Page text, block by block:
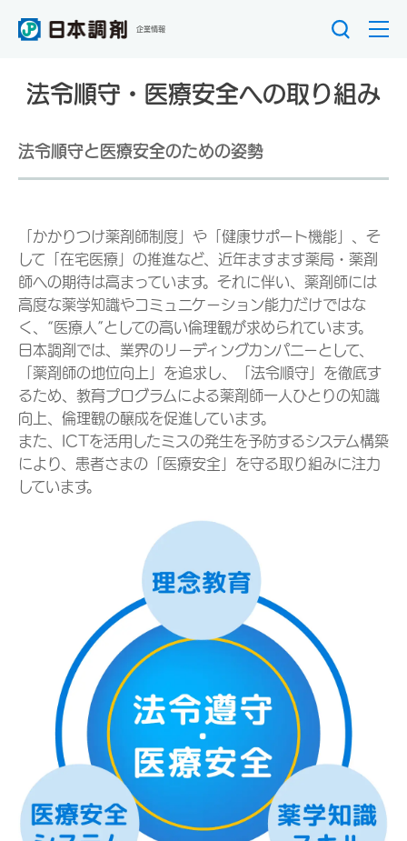
企業情報
法令順守・医療安全への取り組み
法令順守と医療安全のための姿勢
「かかりつけ薬剤師制度」や「健康サポート機能」、そ
して「在宅医療」の推進など、近年ますます薬局・薬剤
師への期待は高まっています。それに伴い、薬剤師には
高度な薬学知識やコミュニケーション能力だけではな
く、“医療人”としての高い倫理観が求められています。
日本調剤では、業界のリーディングカンパニーとして、
「薬剤師の地位向上」を追求し、「法令順守」を徹底す
るため、教育プログラムによる薬剤師一人ひとりの知識
向上、倫理観の醸成を促進しています。
また、ICTを活用したミスの発生を予防するシステム構築
により、患者さまの「医療安全」を守る取り組みに注力
しています。